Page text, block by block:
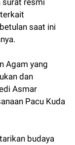
saat ini
Agam yang
dan
Asmar
Pacu Kuda
budaya